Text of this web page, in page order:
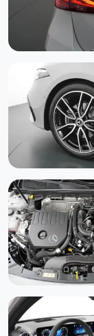
Spiegelpakket
Sportstoelen (7U3)
USB-pakket plus
Variable
Verlaagd
Vermoeidheids
Viervoudig
(U22)
Warmtewerend,
Warmtewerend
Zij airbag(s) voor